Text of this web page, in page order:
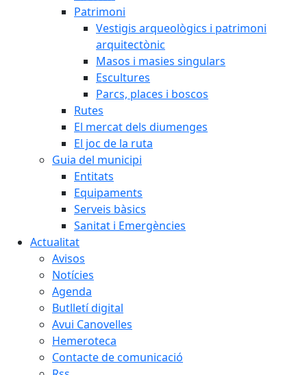
Patrimoni
Vestigis arqueològics i patrimoni
arquitectònic
Masos i masies singulars
Escultures
Parcs, places i boscos
Rutes
El mercat dels diumenges
El joc de la ruta
Guia del municipi
Entitats
Equipaments
Serveis bàsics
Sanitat i Emergències
Actualitat
Avisos
Notícies
Agenda
Butlletí digital
Avui Canovelles
Hemeroteca
Contacte de comunicació